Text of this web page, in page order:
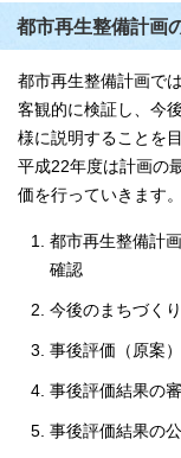
都市再生整備計画
都市再生整備計画で
客観的に検証し、今
様に説明することを
平成22年度は計画の
価を行っていきます。
都市再生整備計
確認
今後のまちづく
事後評価（原案
事後評価結果の
事後評価結果の